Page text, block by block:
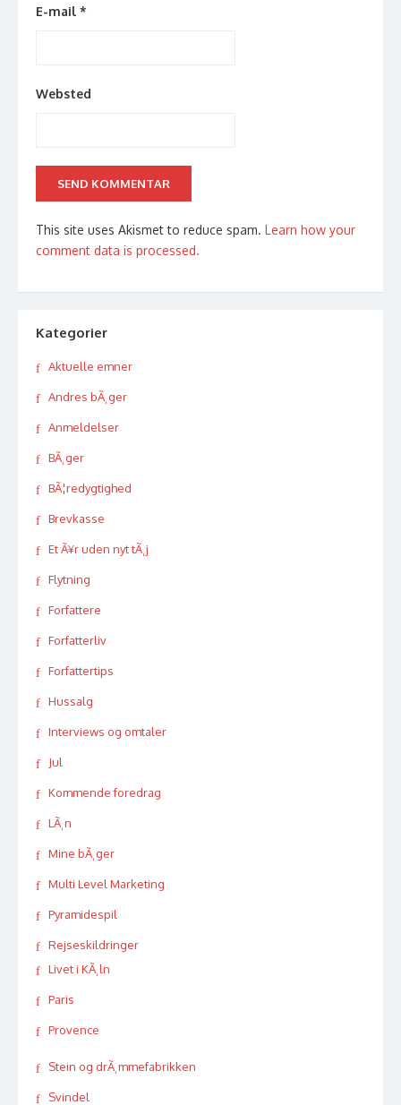
E-mail *
Websted
This site uses Akismet to reduce spam. Learn how your
comment data is processed.
Kategorier
Aktuelle emner
Andres bÃ¸ger
Anmeldelser
BÃ¸ger
BÃ¦redygtighed
Brevkasse
Et Ã¥r uden nyt tÃ¸j
Flytning
Forfattere
Forfatterliv
Forfattertips
Hussalg
Interviews og omtaler
Jul
Kommende foredrag
LÃ¸n
Mine bÃ¸ger
Multi Level Marketing
Pyramidespil
Rejseskildringer
Livet i KÃ¸ln
Paris
Provence
Stein og drÃ¸mmefabrikken
Svindel